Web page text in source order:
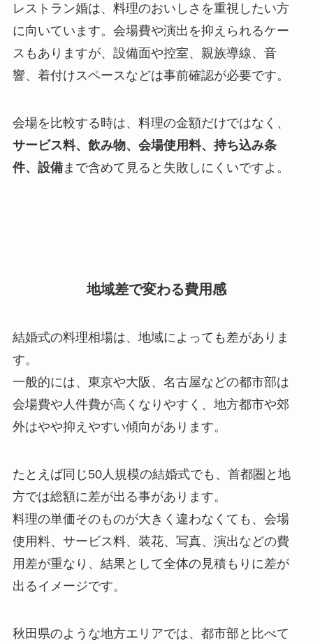
レストラン婚は、料理のおいしさを重視したい方
に向いています。会場費や演出を抑えられるケー
スもありますが、設備面や控室、親族導線、音
響、着付けスペースなどは事前確認が必要です。
会場を比較する時は、料理の金額だけではなく、
サービス料、飲み物、会場使用料、持ち込み条
件、設備まで含めて見ると失敗しにくいですよ。
地域差で変わる費用感
結婚式の料理相場は、地域によっても差がありま
す。
一般的には、東京や大阪、名古屋などの都市部は
会場費や人件費が高くなりやすく、地方都市や郊
外はやや抑えやすい傾向があります。
たとえば同じ50人規模の結婚式でも、首都圏と地
方では総額に差が出る事があります。
料理の単価そのものが大きく違わなくても、会場
使用料、サービス料、装花、写真、演出などの費
用差が重なり、結果として全体の見積もりに差が
出るイメージです。
秋田県のような地方エリアでは、都市部と比べて